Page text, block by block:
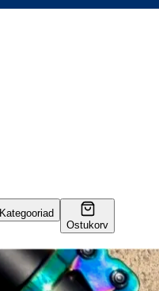
Kategooriad
Ostukorv